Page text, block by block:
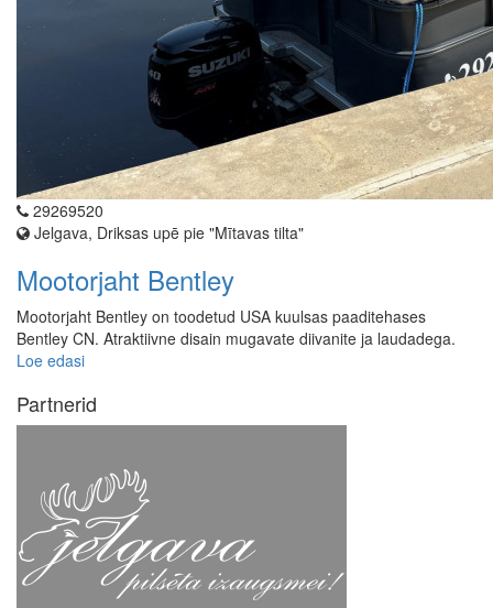
29269520
Jelgava, Driksas upē pie "Mītavas tilta"
Mootorjaht Bentley
Mootorjaht Bentley on toodetud USA kuulsas paaditehases
Bentley CN. Atraktiivne disain mugavate diivanite ja laudadega.
Loe edasi
Partnerid